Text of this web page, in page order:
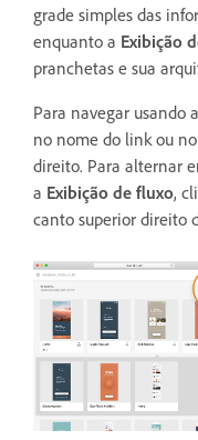
grade simples das
enquanto a Exibição
pranchetas e sua
Para navegar usando a
no nome do link ou
direito. Para alternar
a Exibição de fluxo,
canto superior direito